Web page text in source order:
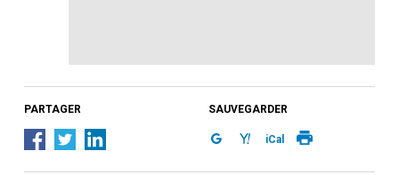
PARTAGER SAUVEGARDER
iCal